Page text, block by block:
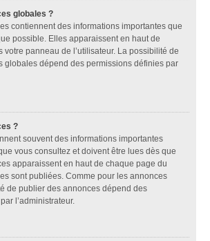
globales ?
contiennent des informations importantes que
possible. Elles apparaissent en haut de
votre panneau de l’utilisateur. La possibilité de
globales dépend des permissions définies par
?
souvent des informations importantes
vous consultez et doivent être lues dès que
apparaissent en haut de chaque page du
sont publiées. Comme pour les annonces
de publier des annonces dépend des
l’administrateur.